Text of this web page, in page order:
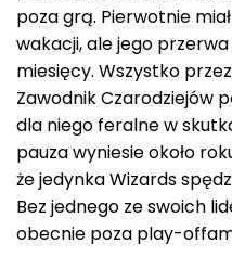
poza grą. Pierwotnie
wakacji, ale jego przerwa
miesięcy. Wszystko
Zawodnik Czarodziejów
dla niego feralne w
pauza wyniesie około
że jedynka Wizards
Bez jednego ze swoich
obecnie poza play-